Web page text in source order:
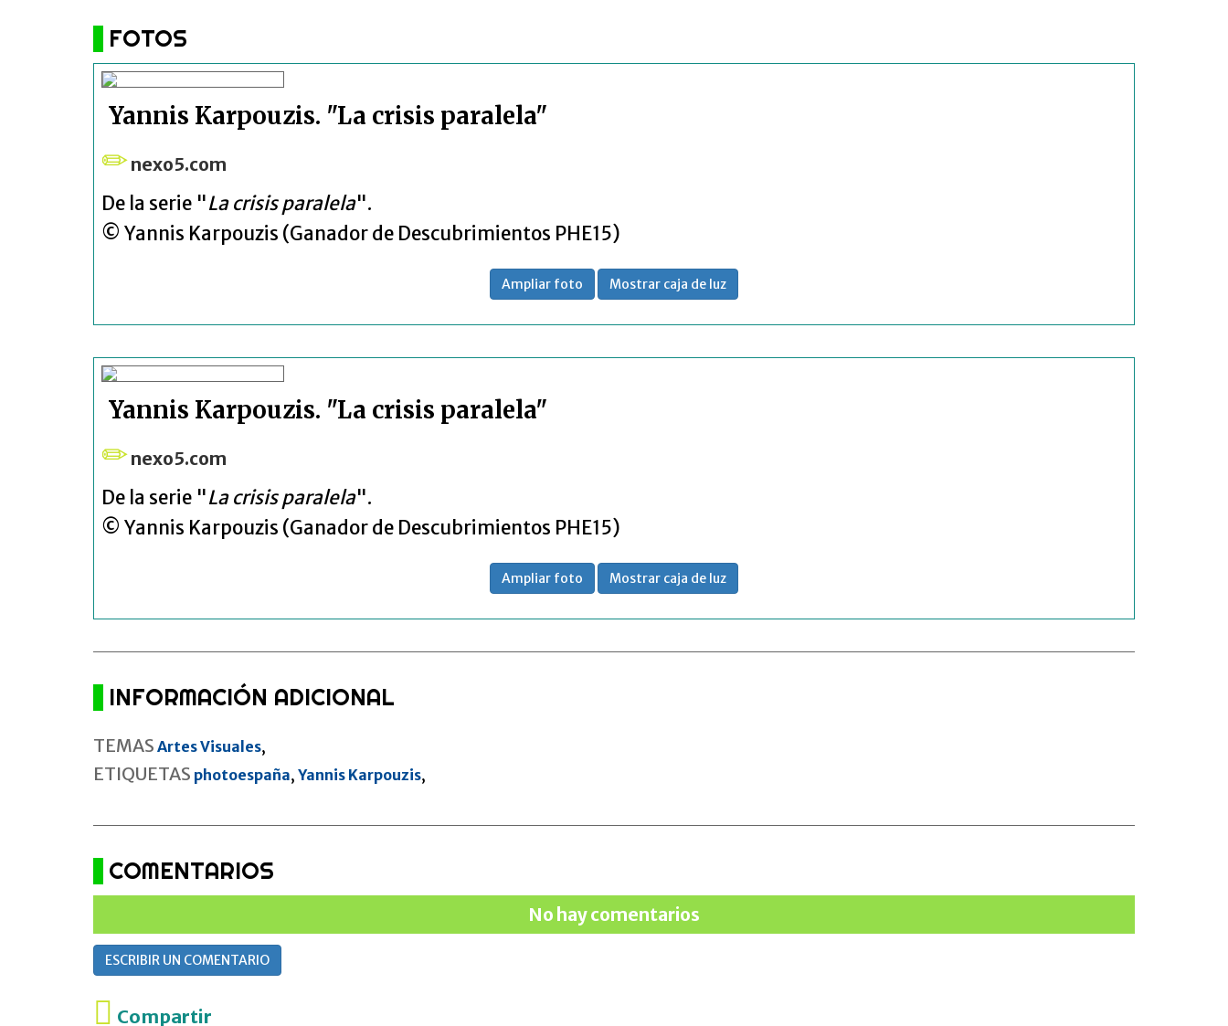
FOTOS
Yannis Karpouzis. "La crisis paralela"
nexo5.com
De la serie "La crisis paralela".
© Yannis Karpouzis (Ganador de Descubrimientos PHE15)
Ampliar foto Mostrar caja de luz
Yannis Karpouzis. "La crisis paralela"
nexo5.com
De la serie "La crisis paralela".
© Yannis Karpouzis (Ganador de Descubrimientos PHE15)
Ampliar foto Mostrar caja de luz
INFORMACIÓN ADICIONAL
TEMAS Artes Visuales,
ETIQUETAS photoespaña, Yannis Karpouzis,
COMENTARIOS
No hay comentarios
ESCRIBIR UN COMENTARIO
Compartir